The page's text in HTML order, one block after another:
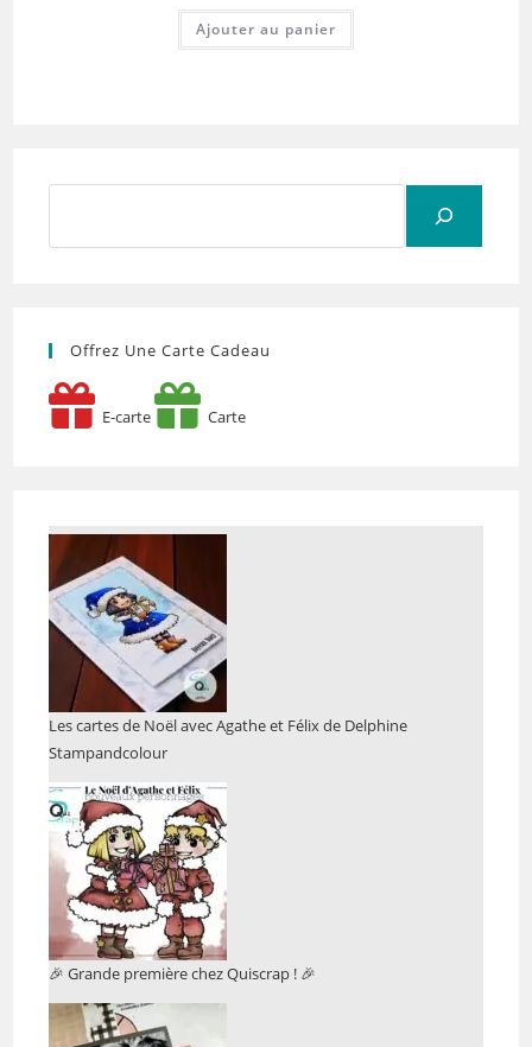
Ajouter au panier
Offrez Une Carte Cadeau
E-carte Carte
Les cartes de Noël avec Agathe et Félix de Delphine
Stampandcolour
🎉 Grande première chez Quiscrap ! 🎉